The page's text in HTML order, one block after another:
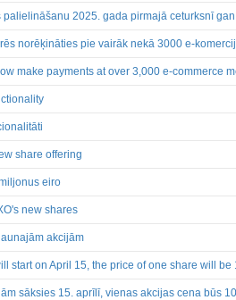
palielināšanu 2025. gada pirmajā ceturksnī
norēķināties pie vairāk nekā 3000 e-
make payments at over 3,000 e-commerce
share offering
eiro
new shares
akcijām
start on April 15, the price of one share will be
sāksies 15. aprīlī, vienas akcijas cena būs